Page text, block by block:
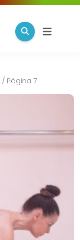
/ Página 7